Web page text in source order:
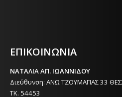
ΕΠΙΚΟΙΝΩΝΙΑ
ΝΑΤΑΛΙΑ ΑΠ. ΙΩΑΝΝΙΔΟΥ
Διεύθυνση: ΑΝΩ ΤΖΟΥΜΑΓΙΑΣ 33
ΤΚ. 54453